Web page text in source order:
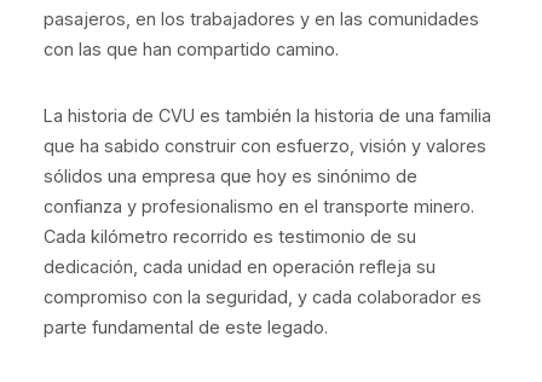
pasajeros, en los trabajadores y en las comunidades
con las que han compartido camino.
La historia de CVU es también la historia de una familia
que ha sabido construir con esfuerzo, visión y valores
sólidos una empresa que hoy es sinónimo de
confianza y profesionalismo en el transporte minero.
Cada kilómetro recorrido es testimonio de su
dedicación, cada unidad en operación refleja su
compromiso con la seguridad, y cada colaborador es
parte fundamental de este legado.